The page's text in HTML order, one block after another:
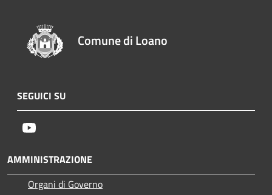
Comune di Loano
SEGUICI SU
AMMINISTRAZIONE
Organi di Governo